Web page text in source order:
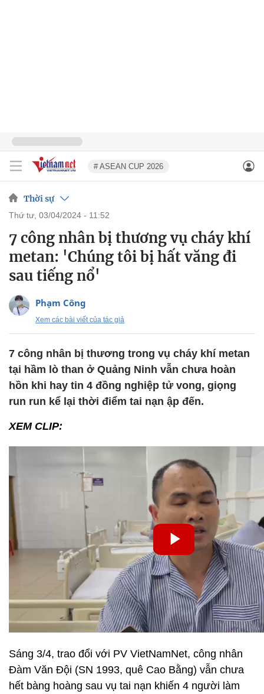
# ASEAN CUP 2026
Thời sự
thứ tư, 03/04/2024 - 11:52
7 công nhân bị thương vụ cháy khí
metan: 'Chúng tôi bị hất văng đi
sau tiếng nổ'
Phạm Công
Xem các bài viết của tác giả
7 công nhân bị thương trong vụ cháy khí metan
tại hầm lò than ở Quảng Ninh vẫn chưa hoàn
hồn khi hay tin 4 đồng nghiệp tử vong, giọng
run run kể lại thời điểm tai nạn ập đến.
XEM CLIP:
Sáng 3/4, trao đổi với PV VietNamNet, công nhân
Đàm Văn Đội (SN 1993, quê Cao Bằng) vẫn chưa
hết bàng hoàng sau vụ tai nạn khiến 4 người làm